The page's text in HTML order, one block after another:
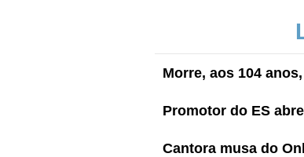
Morre, aos 104
Promotor do ES
Cantora musa do